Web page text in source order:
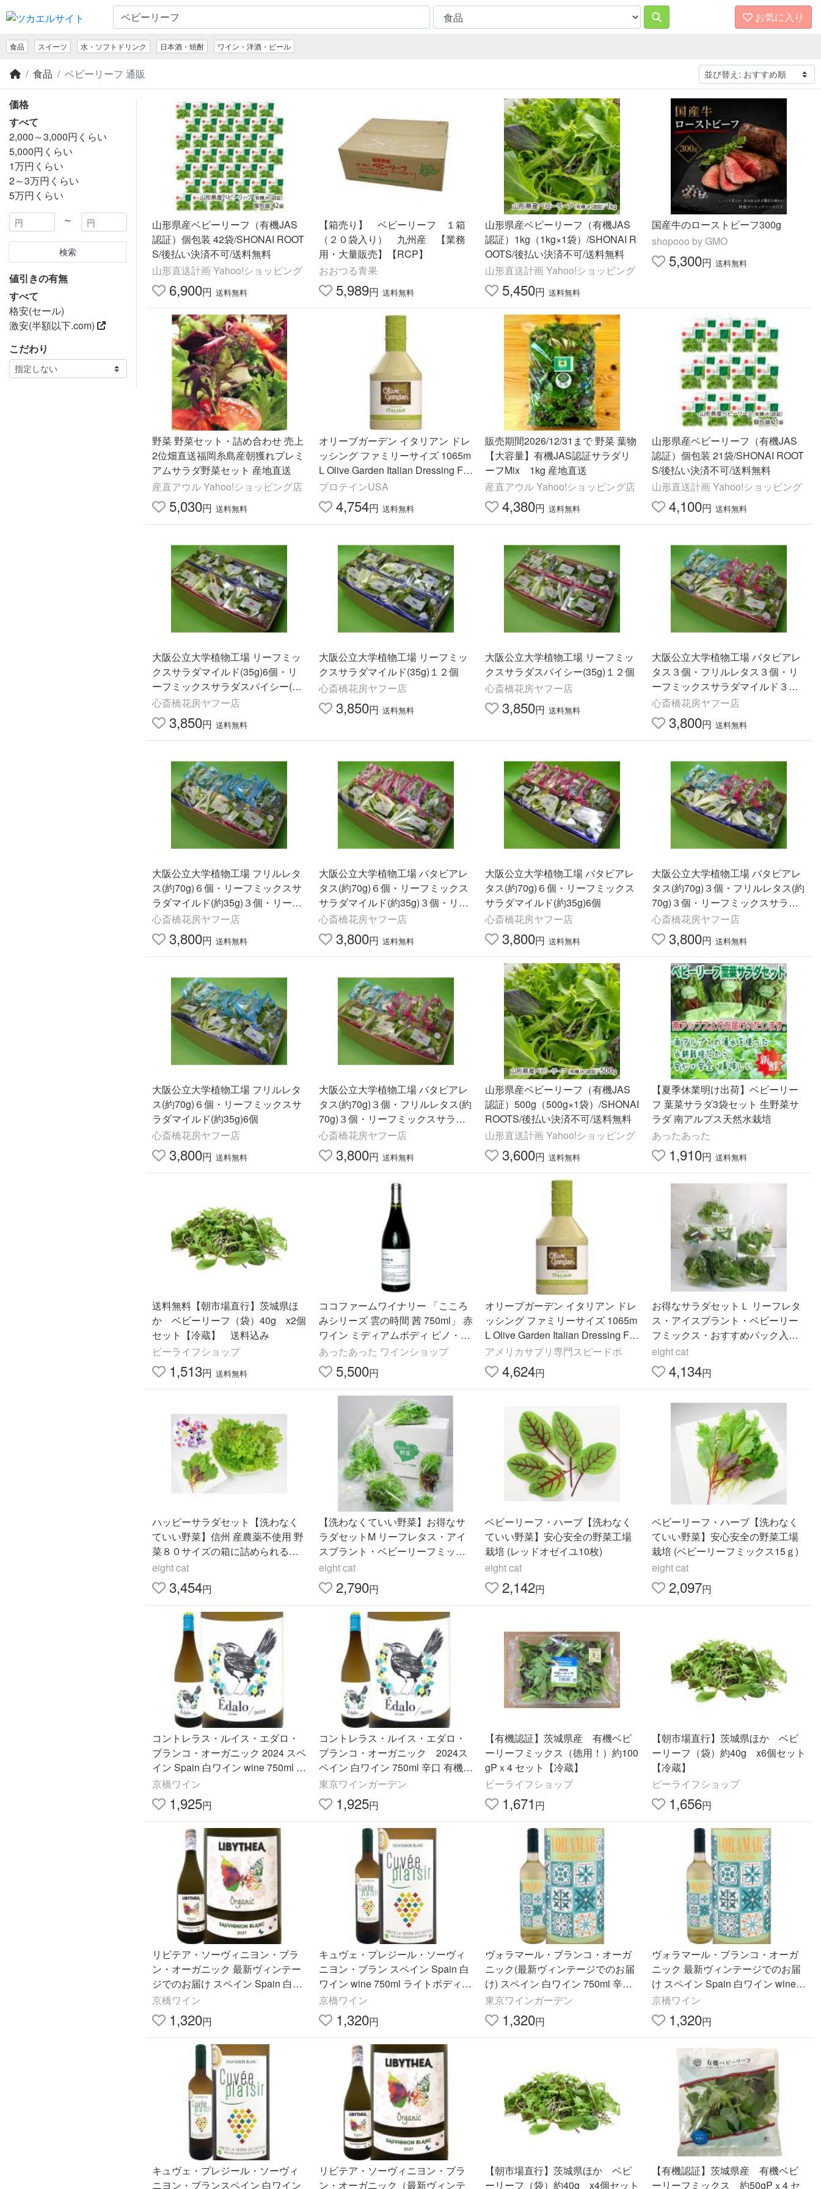
お気に入り
食品 スイーツ 水・ソフトドリンク 日本酒・焼酎 ワイン・洋酒・ビール
食品 ベビーリーフ 通販
価格
すべて
2,000～3,000円くらい
5,000円くらい
1万円くらい
2～3万円くらい
5万円くらい
～
検索
値引きの有無
すべて
格安(セール)
激安(半額以下.com)
こだわり
山形県産ベビーリーフ（有機JAS
認証）個包装 42袋/SHONAI ROOT
S/後払い決済不可/送料無料
山形直送計画 Yahoo!ショッピング
6,900円 送料無料
【箱売り】 ベビーリーフ １箱
（２０袋入り） 九州産 【業務
用・大量販売】【RCP】
おおつる青果
5,989円 送料無料
山形県産ベビーリーフ（有機JAS
認証）1kg（1kg×1袋）/SHONAI R
OOTS/後払い決済不可/送料無料
山形直送計画 Yahoo!ショッピング
5,450円 送料無料
国産牛のローストビーフ300g
shopooo by GMO
5,300円 送料無料
野菜 野菜セット・詰め合わせ 売上
2位畑直送福岡糸島産朝獲れプレミ
アムサラダ野菜セット 産地直送
産直アウル Yahoo!ショッピング店
5,030円 送料無料
オリーブガーデン イタリアン ドレ
ッシング ファミリーサイズ 1065m
L Olive Garden Italian Dressing Fa
mily Size, お取り寄せ
プロテインUSA
4,754円 送料無料
販売期間2026/12/31まで 野菜 葉物
【大容量】有機JAS認証サラダリ
ーフMix 1kg 産地直送
産直アウル Yahoo!ショッピング店
4,380円 送料無料
山形県産ベビーリーフ（有機JAS
認証）個包装 21袋/SHONAI ROOT
S/後払い決済不可/送料無料
山形直送計画 Yahoo!ショッピング
4,100円 送料無料
大阪公立大学植物工場 リーフミッ
クスサラダマイルド(35g)6個・リ
ーフミックスサラダスパイシー(35
g)6個
心斎橋花房ヤフー店
3,850円 送料無料
大阪公立大学植物工場 リーフミッ
クスサラダマイルド(35g)１２個
心斎橋花房ヤフー店
3,850円 送料無料
大阪公立大学植物工場 リーフミッ
クスサラダスパイシー(35g)１２個
心斎橋花房ヤフー店
3,850円 送料無料
大阪公立大学植物工場 バタビアレ
タス３個・フリルレタス３個・リ
ーフミックスサラダマイルド３
個・リーフミックスサラダスパイ
シー３個
心斎橋花房ヤフー店
3,800円 送料無料
大阪公立大学植物工場 フリルレタ
ス(約70g)６個・リーフミックスサ
ラダマイルド(約35g)３個・リーフ
ミックスサラダスパイシー(約35g)
３個
心斎橋花房ヤフー店
3,800円 送料無料
大阪公立大学植物工場 バタビアレ
タス(約70g)６個・リーフミックス
サラダマイルド(約35g)３個・リー
フミックスサラダスパイシー(約35
g)３個
心斎橋花房ヤフー店
3,800円 送料無料
大阪公立大学植物工場 バタビアレ
タス(約70g)６個・リーフミックス
サラダマイルド(約35g)6個
心斎橋花房ヤフー店
3,800円 送料無料
大阪公立大学植物工場 バタビアレ
タス(約70g)３個・フリルレタス(約
70g)３個・リーフミックスサラダ
マイルド(約35g)６個入り
心斎橋花房ヤフー店
3,800円 送料無料
大阪公立大学植物工場 フリルレタ
ス(約70g)６個・リーフミックスサ
ラダマイルド(約35g)6個
心斎橋花房ヤフー店
3,800円 送料無料
大阪公立大学植物工場 バタビアレ
タス(約70g)３個・フリルレタス(約
70g)３個・リーフミックスサラダ
スパイシー(約35g)６個入り
心斎橋花房ヤフー店
3,800円 送料無料
山形県産ベビーリーフ（有機JAS
認証）500g（500g×1袋）/SHONAI
ROOTS/後払い決済不可/送料無料
山形直送計画 Yahoo!ショッピング
3,600円 送料無料
【夏季休業明け出荷】ベビーリー
フ 葉菜サラダ3袋セット 生野菜サ
ラダ 南アルプス天然水栽培
あったあった
1,910円 送料無料
送料無料【朝市場直行】茨城県ほ
か ベビーリーフ（袋）40g x2個
セット【冷蔵】 送料込み
ビーライフショップ
1,513円 送料無料
ココファームワイナリー 「こころ
みシリーズ 雲の時間 茜 750ml」 赤
ワイン ミディアムボディ ピノ・ノ
ワール ブレンド 国産 北海道 栃木
県
あったあった ワインショップ
5,500円
オリーブガーデン イタリアン ドレ
ッシング ファミリーサイズ 1065m
L Olive Garden Italian Dressing Fa
mily Size, お取り寄せ
アメリカサプリ専門スピードボ
4,624円
お得なサラダセットＬ リーフレタ
ス・アイスプラント・ベビーリー
フミックス・おすすめパック入り
農薬不使用で安心安全な自社クリ
ーンルーム栽培直送
eight cat
4,134円
ハッピーサラダセット【洗わなく
ていい野菜】信州 産農薬不使用 野
菜８０サイズの箱に詰められるだ
け エディブルフラワー・リーフレ
タス・ベビーリーフ【直送
eight cat
3,454円
【洗わなくていい野菜】お得なサ
ラダセットM リーフレタス・アイ
スプラント・ベビーリーフミック
ス・おすすめパック入り 自社クリ
ーンルーム栽培 直送
eight cat
2,790円
ベビーリーフ・ハーブ【洗わなく
ていい野菜】安心安全の野菜工場
栽培 (レッドオゼイユ10枚)
eight cat
2,142円
ベビーリーフ・ハーブ【洗わなく
ていい野菜】安心安全の野菜工場
栽培 (ベビーリーフミックス15ｇ)
eight cat
2,097円
コントレラス・ルイス・エダロ・
ブランコ・オーガニック 2024 スペ
イン Spain 白ワイン wine 750ml 辛
口 有機 自然派 ビオロジック 認証
EU CAAE アンダルシア
京橋ワイン
1,925円
コントレラス・ルイス・エダロ・
ブランコ・オーガニック 2024ス
ペイン 白ワイン 750ml 辛口 有機
自然派 ビオロジック 認証 EU CAA
E アンダルシア コンダード
東京ワインガーデン
1,925円
【有機認証】茨城県産 有機ベビ
ーリーフミックス（徳用！）約100
gPｘ4 セット【冷蔵】
ビーライフショップ
1,671 円
【朝市場直行】茨城県ほか ベビ
ーリーフ（袋）約40g x6個セット
【冷蔵】
ビーライフショップ
1,656円
リビテア・ソーヴィニヨン・ブラ
ン・オーガニック 最新ヴィンテー
ジでのお届け スペイン Spain 白ワ
イン wine 750ml 辛口 オーガニッ
ク 有機栽培 認証 自然派
京橋ワイン
1,320円
キュヴェ・プレジール・ソーヴィ
ニヨン・ブラン スペイン Spain 白
ワイン wine 750ml ライトボディ
オーガニック 有機栽培 認証 自然派
ラマンチャ ソーヴィニ
京橋ワイン
1,320円
ヴォラマール・ブランコ・オーガ
ニック(最新ヴィンテージでのお届
け) スペイン 白ワイン 750ml 辛口
マカベオ ビウラ D.O.ウティエル・
レケナ バレンシア州 有
東京ワインガーデン
1,320円
ヴォラマール・ブランコ・オーガ
ニック 最新ヴィンテージでのお届
け スペイン Spain 白ワイン wine 7
50ml 辛口 マカベオ ビウラ D.O.ウ
ティエル・レケナ バレン
京橋ワイン
1,320円
キュヴェ・プレジール・ソーヴィ
ニヨン・ブランスペイン 白ワイン
リビテア・ソーヴィニヨン・ブラ
ン・オーガニック（最新ヴィンテ
【朝市場直行】茨城県ほか ベビ
ーリーフ（袋）約40g x4個セット
【有機認証】茨城県産 有機ベビ
ーリーフミックス 約50gPｘ4 セ